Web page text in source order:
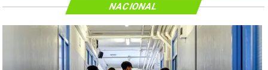
NACIONAL